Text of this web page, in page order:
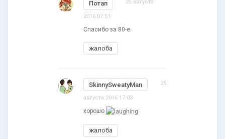
Потап 25 августа
2016 07:51
Спасибо за 80-е.
жалоба
SkinnySweatyMan 25
августа 2016 17:03
хорошо
жалоба